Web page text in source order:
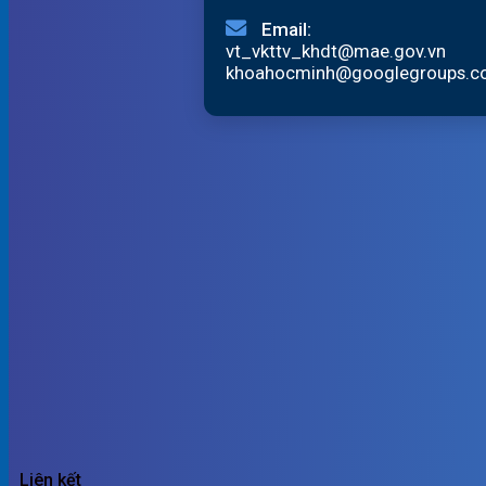
Email:
vt_vkttv_khdt@mae.gov.vn
Liên kết